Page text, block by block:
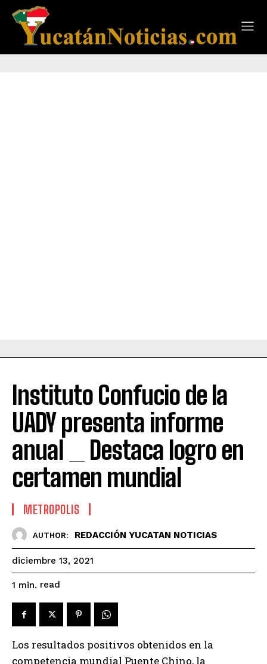
Instituto Confucio de la
UADY presenta informe
anual _ Destaca logro en
certamen mundial
METROPOLIS
AUTHOR: REDACCIÓN YUCATAN NOTICIAS
diciembre 13, 2021
1 min. read
Los resultados positivos obtenidos en la
competencia mundial Puente Chino, la